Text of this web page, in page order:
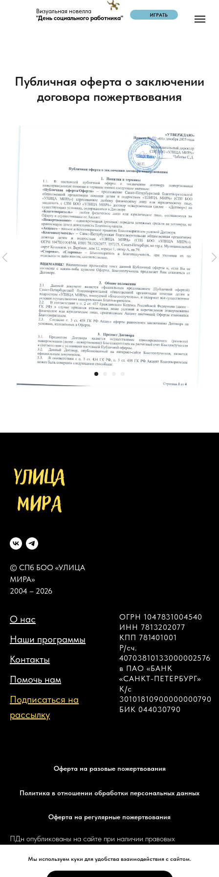
Визуальная новелла
"День социального работника"
ИГРАТЬ
Публичная оферта о заключении
договора пожертвования
© СПб БОО «УЛИЦА
МИРА»
2004 – 2026
О нас
Наши программы
Контакты
Помочь нам
Подписаться на
рассылку
ОГРН 1047831004540
ИНН 7813202077
КПП 781401001
Р/сч.
40703810133000002576
в ПАО «БАНК
«САНКТ-ПЕТЕРБУРГ»
К/с
30101810900000000790
БИК 044030790
Оферта на разовые пожертвования
Политика в отношении обработки персональных данных
Оферта на регулярные пожертвования
ПДн опубликованы на сайте при наличии правовых
Субъектами установлены запреты на обработку
неограниченным кругом лиц опубликованных персональных
Мы используем куки для удобства взаимодействия с сайтом.